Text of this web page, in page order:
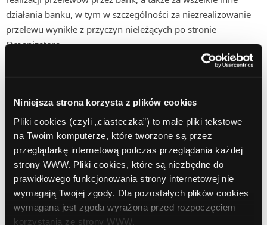
Niniejsza strona korzysta z plików cookies
Pliki cookies (czyli „ciasteczka”) to małe pliki tekstowe
na Twoim komputerze, które tworzone są przez
przeglądarkę internetową podczas przeglądania każdej
strony WWW. Pliki cookies, które są niezbędne do
prawidłowego funkcjonowania strony internetowej nie
wymagają Twojej zgody. Dla pozostałych plików cookies
wymagana jest zgoda wyrażona przed rozpoczęciem
korzystania ze strony WWW.
działania banku, w tym w szczególności za niezrealizowanie
przelewu wynikłe z przyczyn nieleżących po stronie
Organizatora.
Partnerów, za zmianę miejsca pobytu Partnera w czasie
trwania Konkursu lub zmianę danych osobowych
uniemożliwiającą identyfikację Partnera, któremu przyznano
nagrodę.
4. Jeżeli Laureatem Konkursu zostanie osoba fizyczna,
wówczas nagroda ulega zwolnieniu podatkowemu.